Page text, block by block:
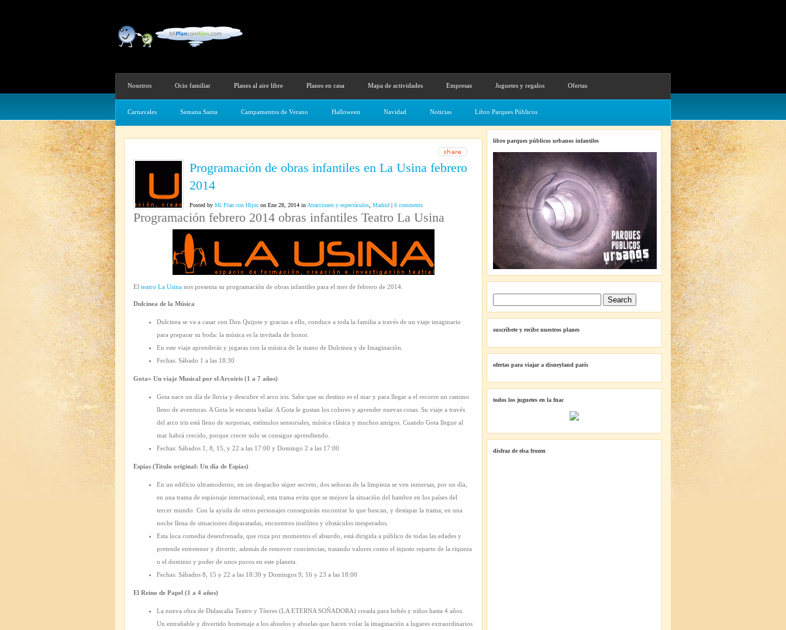
Nosotros Ocio familiar Planes al aire libre Planes en casa Mapa de actividades Empresas Juguetes y regalos Ofertas
Carnavales Semana Santa Campamentos de Verano Halloween Navidad Noticias Libro Parques Públicos
Programación de obras infantiles en La Usina febrero
2014
Posted by Mi Plan con Hijos on Ene 28, 2014 in Atracciones y espectáculos Madrid | 6 comments
Programación febrero 2014 obras infantiles Teatro La Usina
El teatro La Usina nos presenta su programación de obras infantiles para el mes de febrero de 2014.
Dulcinea de la Música
Dulcinea se va a casar con Don Quijote y gracias a ello, conduce a toda la familia a través de un viaje imaginario
para preparar su boda: la música es la invitada de honor.
En este viaje aprenderás y jugaras con la música de la mano de Dulcinea y de Imaginación.
Fechas: Sábado 1 a las 18:30
Gota» Un viaje Musical por el Arcoiris (1 a 7 años)
Gota nace un día de lluvia y descubre el arco iris. Sabe que su destino es el mar y para llegar a el recorre un camino
lleno de aventuras. A Gota le encanta bailar. A Gota le gustan los colores y aprender nuevas cosas. Su viaje a través
del arco iris está lleno de sorpresas, estímulos sensoriales, música clásica y muchos amigos. Cuando Gota llegue al
mar habrá crecido, porque crecer solo se consigue aprendiendo.
Fechas: Sábados 1, 8, 15, y 22 a las 17:00 y Domingo 2 a las 17:00
Espías (Titulo original: Un día de Espías)
En un edificio ultramoderno, en un despacho súper secreto, dos señoras de la limpieza se ven inmersas, por un día,
en una trama de espionaje internacional; esta trama evita que se mejore la situación del hambre en los países del
tercer mundo. Con la ayuda de otros personajes conseguirán encontrar lo que buscan, y destapar la trama; en una
noche llena de situaciones disparatadas, encuentros insólitos y obstáculos inesperados.
Esta loca comedia desenfrenada, que roza por momentos el absurdo, está dirigida a público de todas las edades y
pretende entretener y divertir, además de remover conciencias, tratando valores como el injusto reparto de la riqueza
o el dominio y poder de unos pocos en este planeta.
Fechas: Sábados 8, 15 y 22 a las 18:30 y Domingos 9, 16 y 23 a las 18:00
El Reino de Papel (1 a 4 años)
La nueva obra de Didascalia Teatro y Títeres (LA ETERNA SOÑADORA) creada para bebés y niños hasta 4 años.
Un entrañable y divertido homenaje a los abuelos y abuelas que hacen volar la imaginación a lugares extraordinarios
libro parques públicos urbanos infantiles
suscríbete y recibe nuestros planes
ofertas para viajar a disneyland parís
todos los juguetes en la fnac
disfraz de elsa frozen